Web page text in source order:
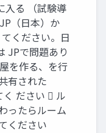
入る （試験導
（日本）か
ください。日
JPで問題あり
を作る、を行
有された
ださい  ル
ったらルーム
ください